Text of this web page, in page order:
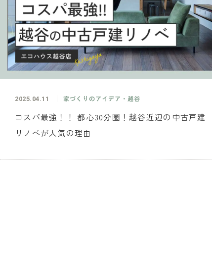
2025.04.11 家づくりのアイデア・越谷
コスパ最強！！ 都心30分圏！越谷近辺の中古戸建
リノベが人気の理由